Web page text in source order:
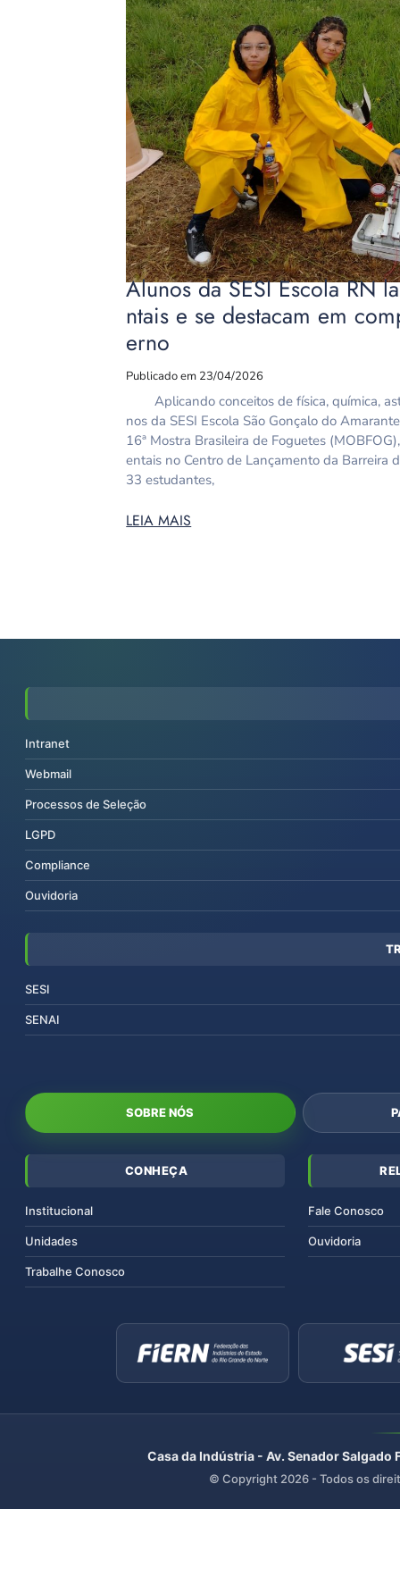
Alunos da SESI Escola RN
ntais e se destacam em
erno
Publicado em 23/04/2026
Aplicando conceitos de física, química,
nos da SESI Escola São Gonçalo do
16ª Mostra Brasileira de Foguetes
entais no Centro de Lançamento da Barreira
33 estudantes,
LEIA MAIS
Intranet
Webmail
Processos de Seleção
LGPD
Compliance
Ouvidoria
SESI
SENAI
SOBRE NÓS
CONHEÇA
Institucional
Unidades
Trabalhe Conosco
Fale Conosco
Ouvidoria
Casa da Indústria - Av. Senador
© Copyright 2026 - Todos os